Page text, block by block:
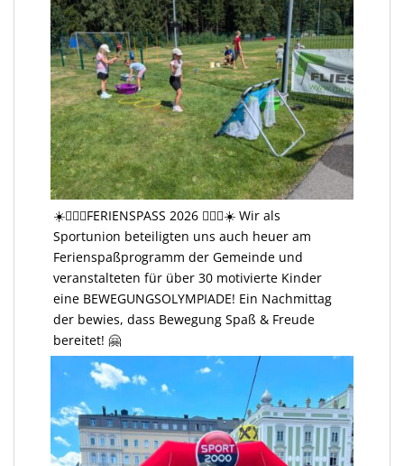
☀️🤸🏻‍♂️FERIENSPASS 2026 🤸🏻‍♂️☀️ Wir als
Sportunion beteiligten uns auch heuer am
Ferienspaßprogramm der Gemeinde und
veranstalteten für über 30 motivierte Kinder
eine BEWEGUNGSOLYMPIADE! Ein Nachmittag
der bewies, dass Bewegung Spaß & Freude
bereitet! 🤗